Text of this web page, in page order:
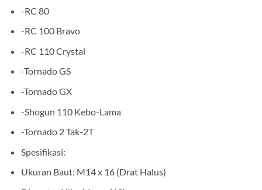
-RC 80
-RC 100 Bravo
-RC 110 Crystal
-Tornado GS
-Tornado GX
-Shogun 110 Kebo-Lama
-Tornado 2 Tak-2T
Spesifikasi:
Ukuran Baut: M14 x 16 (Drat Halus)